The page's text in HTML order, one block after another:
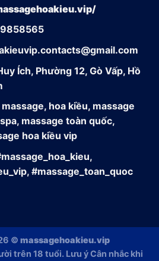
Ích, Phường 12, Gò Vấp, Hồ
hoa kiều, massage
massage toàn quốc,
hoa kiều vip
#massage_toan_quoc
© massagehoakieu.vip
trên 18 tuổi. Lưu ý Cân nhắc khi